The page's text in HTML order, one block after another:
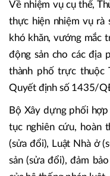
Đại diện Hiệp hội Bất
VGP/Nhật Bắc
Tiếp tục rà soát
động sản
Về nhiệm vụ cụ thể,
khó khăn, vướng mắc
động sản cho các địa
thành phố trực thuộc
Quyết định số 1435/